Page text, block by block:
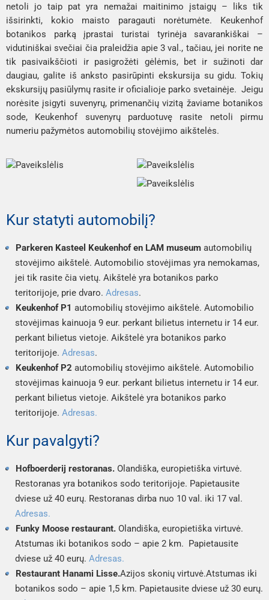
netoli jo taip pat yra nemažai maitinimo įstaigų – liks tik
išsirinkti, kokio maisto paragauti norėtumėte. Keukenhof
botanikos parką įprastai turistai tyrinėja savarankiškai –
vidutiniškai svečiai čia praleidžia apie 3 val., tačiau, jei norite ne
tik pasivaikščioti ir pasigrožėti gėlėmis, bet ir sužinoti dar
daugiau, galite iš anksto pasirūpinti ekskursija su gidu. Tokių
ekskursijų pasiūlymų rasite ir oficialioje parko svetainėje.  Jeigu
norėsite įsigyti suvenyrų, primenančių vizitą žaviame botanikos
sode, Keukenhof suvenyrų parduotuvę rasite netoli pirmu
numeriu pažymėtos automobilių stovėjimo aikštelės.
Kur statyti automobilį?
Parkeren Kasteel Keukenhof en LAM museum automobilių
stovėjimo aikštelė. Automobilio stovėjimas yra nemokamas,
jei tik rasite čia vietų. Aikštelė yra botanikos parko
teritorijoje, prie dvaro. Adresas.
Keukenhof P1 automobilių stovėjimo aikštelė. Automobilio
stovėjimas kainuoja 9 eur. perkant bilietus internetu ir 14 eur.
perkant bilietus vietoje. Aikštelė yra botanikos parko
teritorijoje. Adresas.
Keukenhof P2 automobilių stovėjimo aikštelė. Automobilio
stovėjimas kainuoja 9 eur. perkant bilietus internetu ir 14 eur.
perkant bilietus vietoje. Aikštelė yra botanikos parko
teritorijoje. Adresas.
Kur pavalgyti?
Hofboerderij restoranas. Olandiška, europietiška virtuvė.
Restoranas yra botanikos sodo teritorijoje. Papietausite
Adresas.
Funky Moose restaurant. Olandiška, europietiška virtuvė.
Atstumas iki botanikos sodo – apie 2 km.  Papietausite
dviese už 40 eurų. Adresas.
Restaurant Hanami Lisse.Azijos skonių virtuvė.Atstumas iki